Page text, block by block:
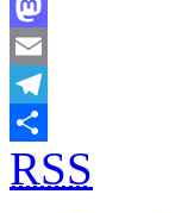
Bluesky
Mastodon
Email
Telegram
Share
RSS